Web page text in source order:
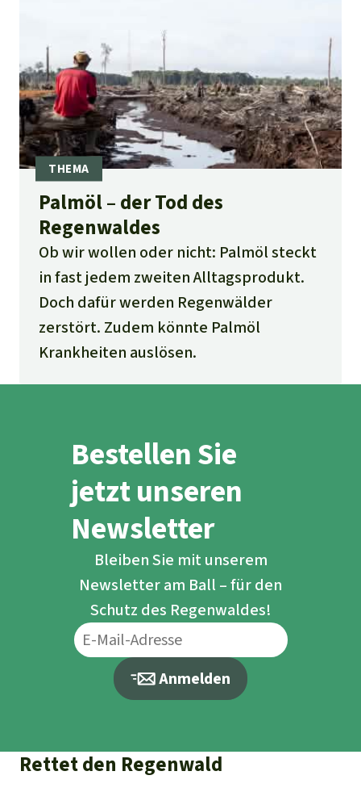
Palmöl – der Tod des
Regenwaldes
Ob wir wollen oder nicht: Palmöl steckt
in fast jedem zweiten Alltagsprodukt.
Doch dafür werden Regenwälder
zerstört. Zudem könnte Palmöl
Krankheiten auslösen.
Bestellen Sie
jetzt unseren
Newsletter
Bleiben Sie mit unserem
Newsletter am Ball – für den
Schutz des Regenwaldes!
Anmelden
Rettet den Regenwald